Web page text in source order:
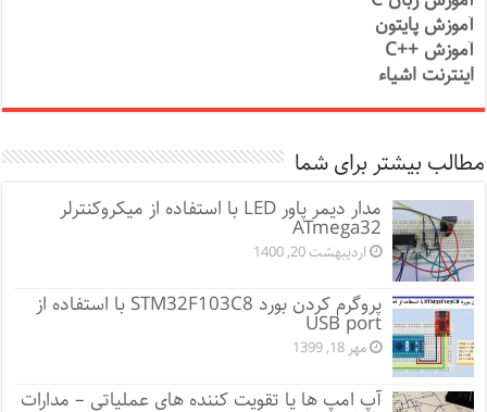
آموزش پایتون
آموزش ++C
اینترنت اشیاء
مطالب بیشتر برای شما
مدار دیمر پاور LED با استفاده از میکروکنترلر
ATmega32
اردیبهشت 20, 1400
پروگرم کردن بورد STM32F103C8 با استفاده از
USB port
مهر 18, 1399
آپ امپ ها یا تقویت کننده های عملیاتی – مدارات